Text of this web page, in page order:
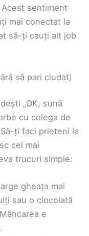
sentiment
mai conectat la
să-ți cauți alt job
să pari ciudat)
„OK, sună
cu colega de
ți faci prieteni la
cel mai
trucuri simple:
gheața mai
sau o ciocolată
e